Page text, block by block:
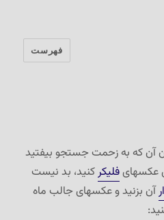
فهرست
آن که به زحمت جستجو بیفتید
عکسهایفلیکرکنید، بد نیست
آن بزنید و عکسهای جالب ماه